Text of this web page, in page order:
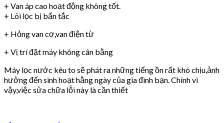
+ Van áp cao hoạt động không tốt.
+ Lõi lọc bị bẩn tắc
+ Hỏng van cơ,van điện từ
+ Vị trí đặt máy không cân bằng
Máy lọc nước kêu to sẽ phát ra những tiếng ồn rất khó chịu,ảnh
hưởng đến sinh hoạt hằng ngày của gia đình bạn. Chính vì
vậy,việc sửa chữa lỗi này là cần thiết